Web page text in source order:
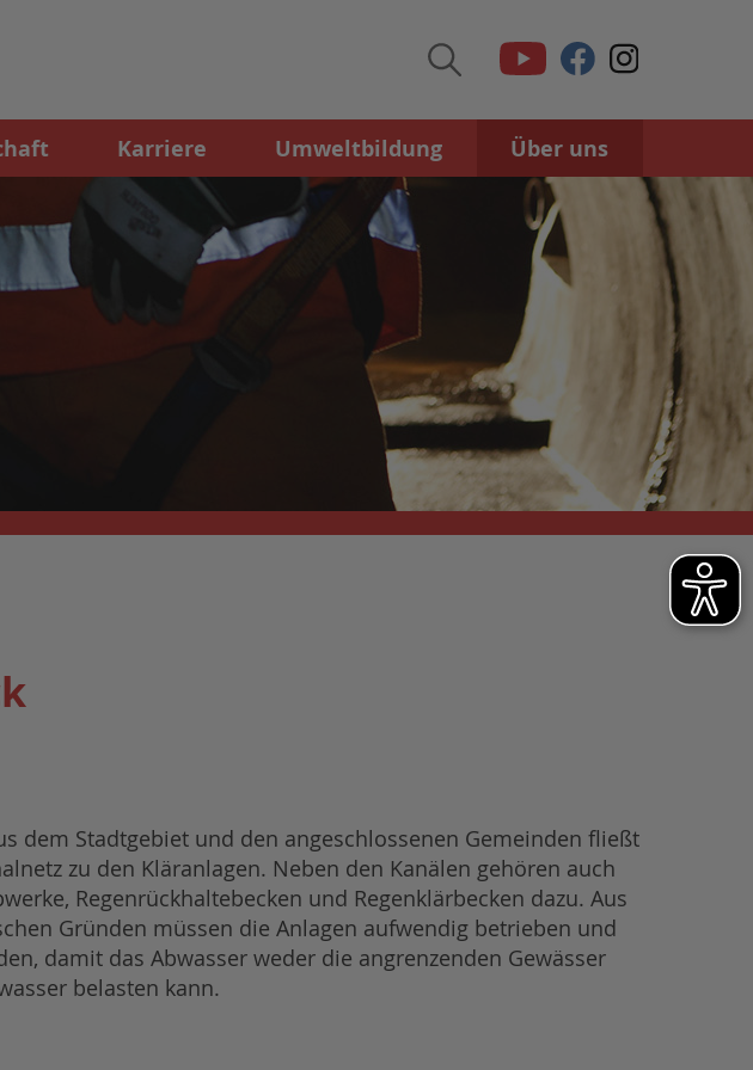
Karriere Umweltbildung Über uns
dem Stadtgebiet und den angeschlossenen Gemeinden fließt
zu den Kläranlagen. Neben den Kanälen gehören auch
Regenrückhaltebecken und Regenklärbecken dazu. Aus
Gründen müssen die Anlagen aufwendig betrieben und
damit das Abwasser weder die angrenzenden Gewässer
belasten kann.